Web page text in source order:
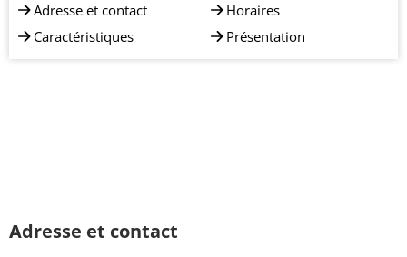
Adresse et contact
Caractéristiques
Horaires
Présentation
Adresse et contact